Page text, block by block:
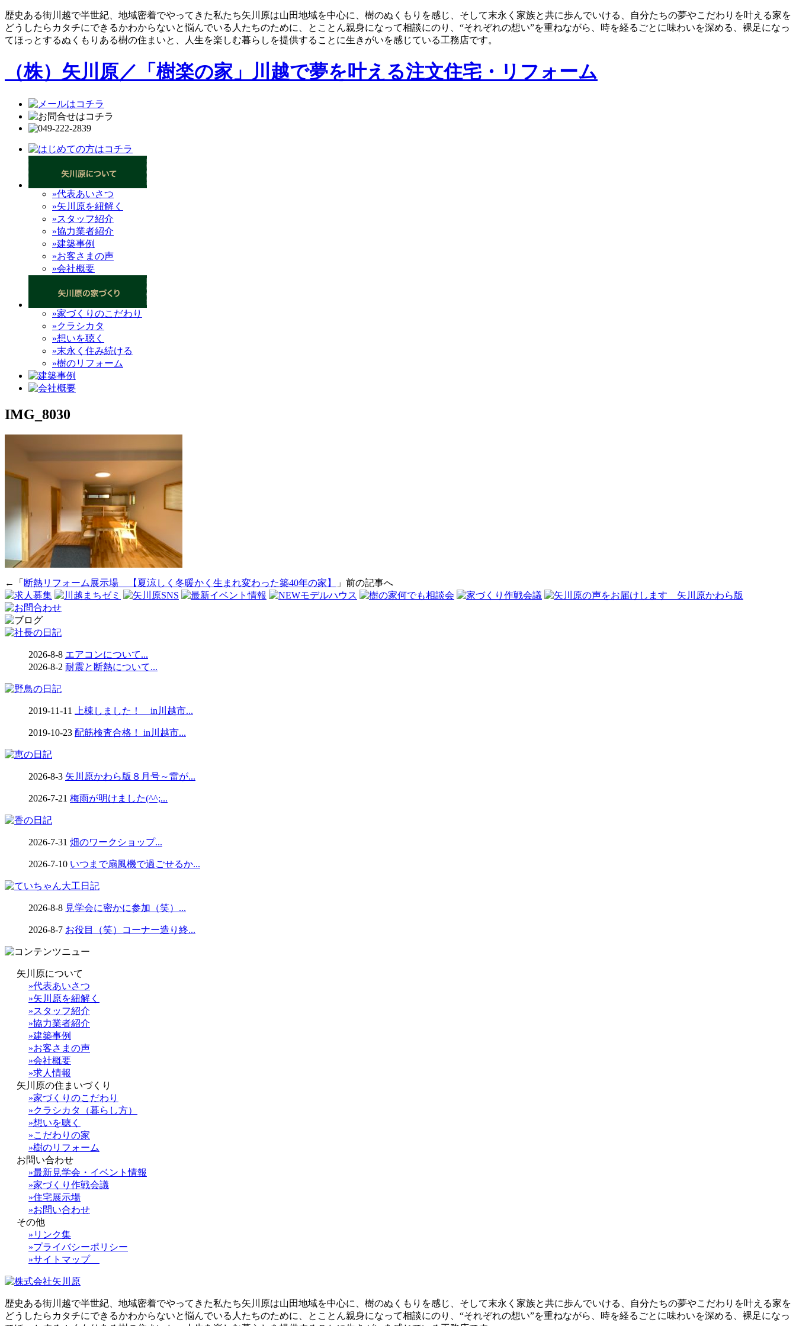
歴史ある街川越で半世紀、地域密着でやってきた私たち矢川原は山田地域を中心に、樹のぬくもりを感じ、そして末永く家族と共に歩んでいける、自分たちの夢やこだわりを叶える家を
どうしたらカタチにできるかわからないと悩んでいる人たちのために、とことん親身になって相談にのり、“それぞれの想い”を重ねながら、時を経るごとに味わいを深める、裸足になっ
てほっとするぬくもりある樹の住まいと、人生を楽しむ暮らしを提供することに生きがいを感じている工務店です。
（株）矢川原／「樹楽の家」川越で夢を叶える注文住宅・リフォーム
»代表あいさつ
»矢川原を紐解く
»スタッフ紹介
»協力業者紹介
»建築事例
»お客さまの声
»会社概要
»家づくりのこだわり
»クラシカタ
»想いを聴く
»末永く住み続ける
»樹のリフォーム
IMG_8030
←「 断熱リフォーム展示場＿【夏涼しく冬暖かく生まれ変わった築40年の家】 」前の記事へ
2026-8-8 エアコンについて...
2026-8-2 耐震と断熱について...
2019-11-11 上棟しました！ in川越市...
2019-10-23 配筋検査合格！ in川越市...
2026-8-3 矢川原かわら版８月号～雷が...
2026-7-21 梅雨が明けました(^^;...
2026-7-31 畑のワークショップ...
2026-7-10 いつまで扇風機で過ごせるか...
2026-8-8 見学会に密かに参加（笑）...
2026-8-7 お役目（笑）コーナー造り終...
矢川原について
»代表あいさつ
»矢川原を紐解く
»スタッフ紹介
»協力業者紹介
»建築事例
»お客さまの声
»会社概要
»求人情報
矢川原の住まいづくり
»家づくりのこだわり
»クラシカタ（暮らし方）
»想いを聴く
»こだわりの家
»樹のリフォーム
お問い合わせ
»最新見学会・イベント情報
»家づくり作戦会議
»住宅展示場
»お問い合わせ
その他
»リンク集
»プライバシーポリシー
»サイトマップ
歴史ある街川越で半世紀、地域密着でやってきた私たち矢川原は山田地域を中心に、樹のぬくもりを感じ、そして末永く家族と共に歩んでいける、自分たちの夢やこだわりを叶える家を
どうしたらカタチにできるかわからないと悩んでいる人たちのために、とことん親身になって相談にのり、“それぞれの想い”を重ねながら、時を経るごとに味わいを深める、裸足になっ